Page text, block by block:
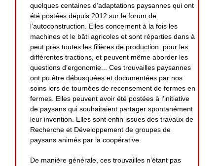
quelques centaines d’adaptations paysannes qui ont
été postées depuis 2012 sur le forum de
l’autoconstruction. Elles concernent à la fois les
machines et le bâti agricoles et sont réparties dans à
peut près toutes les filières de production, pour les
différentes tractions, et peuvent même aborder les
questions d’ergonomie... Ces trouvailles paysannes
ont pu être débusquées et documentées par nos
soins lors de tournées de recensement de fermes en
fermes. Elles peuvent avoir été postées à l’initiative
de paysans qui souhaitaient partager spontanément
leur invention. Elles sont enfin issues des travaux de
Recherche et Développement de groupes de
paysans animés par la coopérative.
De manière générale, ces trouvailles n’étant pas